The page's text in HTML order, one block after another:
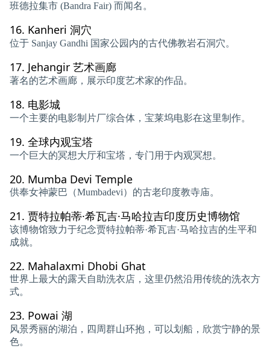
班德拉集市 (Bandra Fair) 而闻名。
16. Kanheri 洞穴
位于 Sanjay Gandhi 国家公园内的古代佛教岩石洞穴。
17. Jehangir 艺术画廊
著名的艺术画廊，展示印度艺术家的作品。
18. 电影城
一个主要的电影制片厂综合体，宝莱坞电影在这里制作。
19. 全球内观宝塔
一个巨大的冥想大厅和宝塔，专门用于内观冥想。
20. Mumba Devi Temple
供奉女神蒙巴（Mumbadevi）的古老印度教寺庙。
21. 贾特拉帕蒂·希瓦吉·马哈拉吉印度历史博物馆
该博物馆致力于纪念贾特拉帕蒂·希瓦吉·马哈拉吉的生平和
成就。
22. Mahalaxmi Dhobi Ghat
世界上最大的露天自助洗衣店，这里仍然沿用传统的洗衣方
式。
23. Powai 湖
风景秀丽的湖泊，四周群山环抱，可以划船，欣赏宁静的景
色。